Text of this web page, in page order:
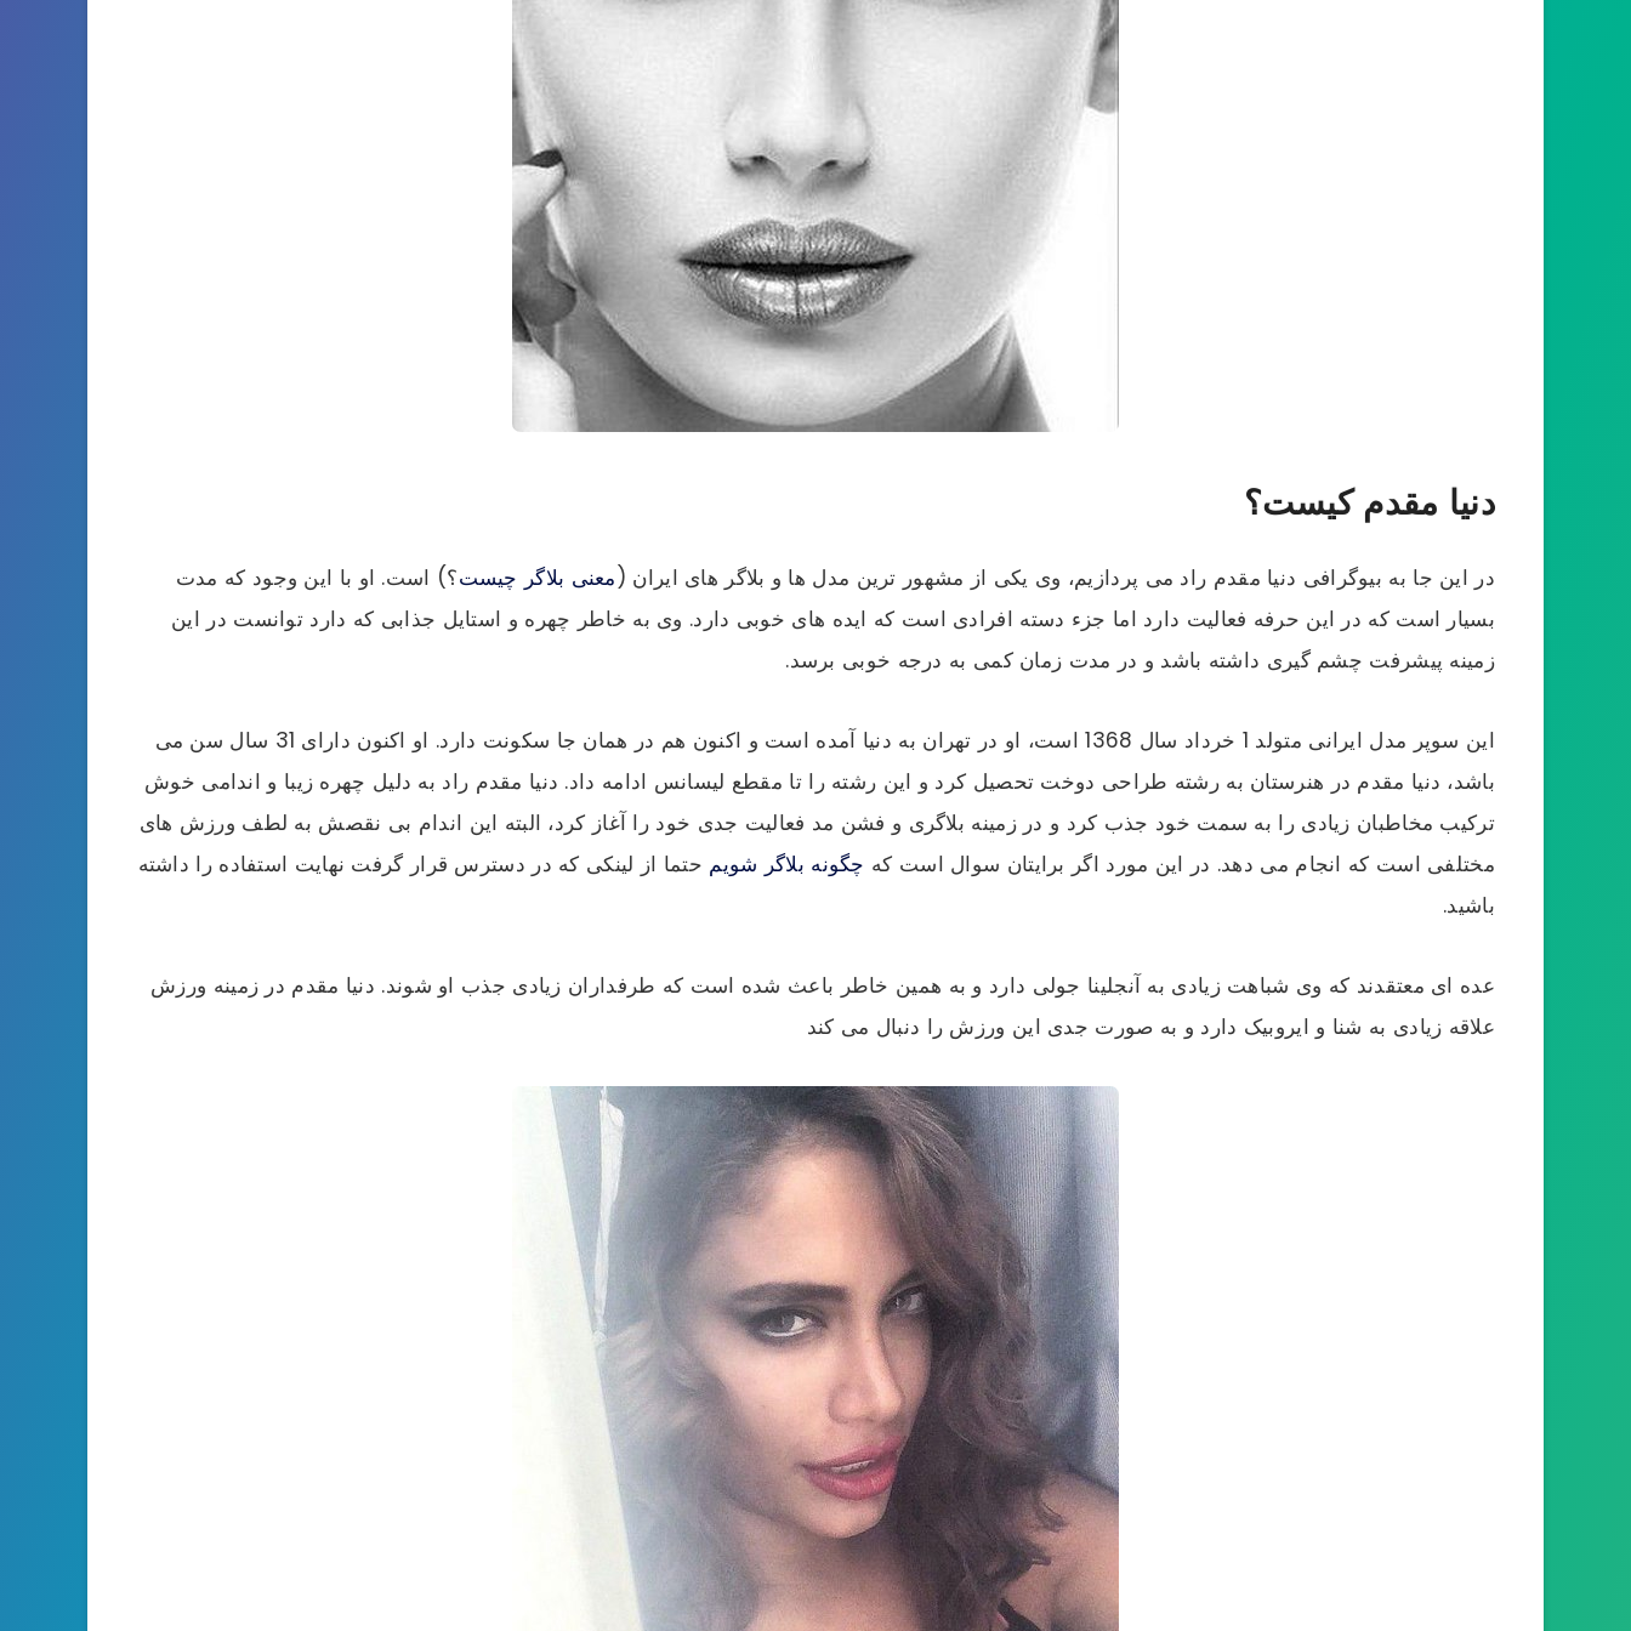
دنیا مقدم کیست؟
در این جا به بیوگرافی دنیا مقدم راد می پردازیم، وی یکی از مشهور ترین مدل ها و بلاگر های ایران (معنی بلاگر چیست؟) است. او با این وجود که مدت
بسیار است که در این حرفه فعالیت دارد اما جزء دسته افرادی است که ایده های خوبی دارد. وی به خاطر چهره و استایل جذابی که دارد توانست در این
زمینه پیشرفت چشم گیری داشته باشد و در مدت زمان کمی به درجه خوبی برسد.
این سوپر مدل ایرانی متولد 1 خرداد سال 1368 است، او در تهران به دنیا آمده است و اکنون هم در همان جا سکونت دارد. او اکنون دارای 31 سال سن می
باشد، دنیا مقدم در هنرستان به رشته طراحی دوخت تحصیل کرد و این رشته را تا مقطع لیسانس ادامه داد. دنیا مقدم راد به دلیل چهره زیبا و اندامی خوش
ترکیب مخاطبان زیادی را به سمت خود جذب کرد و در زمینه بلاگری و فشن مد فعالیت جدی خود را آغاز کرد، البته این اندام بی نقصش به لطف ورزش های
مختلفی است که انجام می دهد. در این مورد اگر برایتان سوال است که چگونه بلاگر شویم حتما از لینکی که در دسترس قرار گرفت نهایت استفاده را داشته
باشید.
عده ای معتقدند که وی شباهت زیادی به آنجلینا جولی دارد و به همین خاطر باعث شده است که طرفداران زیادی جذب او شوند. دنیا مقدم در زمینه ورزش
علاقه زیادی به شنا و ایروبیک دارد و به صورت جدی این ورزش را دنبال می کند